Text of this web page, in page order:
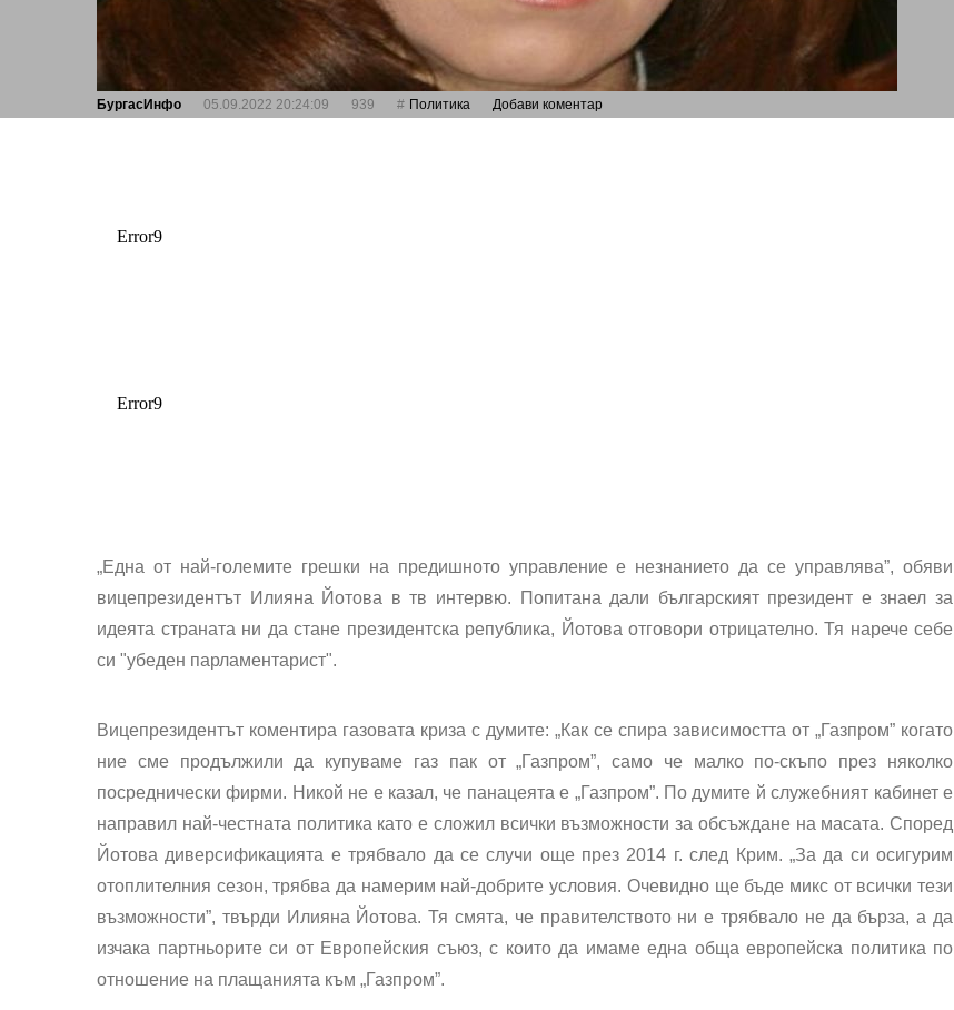
БургасИнфо 05.09.2022 20:24:09 939 Политика Добави коментар
„Една от най-големите грешки на предишното управление е незнанието да се управлява”, обяви
вицепрезидентът Илияна Йотова в тв интервю. Попитана дали българският президент е знаел за
идеята страната ни да стане президентска република, Йотова отговори отрицателно. Тя нарече себе
си "убеден парламентарист".
Вицепрезидентът коментира газовата криза с думите: „Как се спира зависимостта от „Газпром” когато
ние сме продължили да купуваме газ пак от „Газпром”, само че малко по-скъпо през няколко
посреднически фирми. Никой не е казал, че панацеята е „Газпром”. По думите й служебният кабинет е
направил най-честната политика като е сложил всички възможности за обсъждане на масата. Според
Йотова диверсификацията е трябвало да се случи още през 2014 г. след Крим. „За да си осигурим
отоплителния сезон, трябва да намерим най-добрите условия. Очевидно ще бъде микс от всички тези
възможности”, твърди Илияна Йотова. Тя смята, че правителството ни е трябвало не да бърза, а да
изчака партньорите си от Европейския съюз, с които да имаме една обща европейска политика по
отношение на плащанията към „Газпром”.